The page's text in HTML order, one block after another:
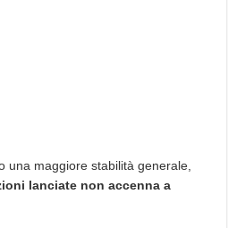
una maggiore stabilità generale,
lanciate non accenna a